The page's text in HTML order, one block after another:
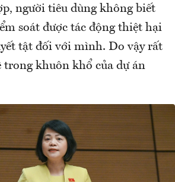
người tiêu dùng không biết
soát được tác động thiệt hại
tật đối với mình. Do vậy rất
trong khuôn khổ của dự án